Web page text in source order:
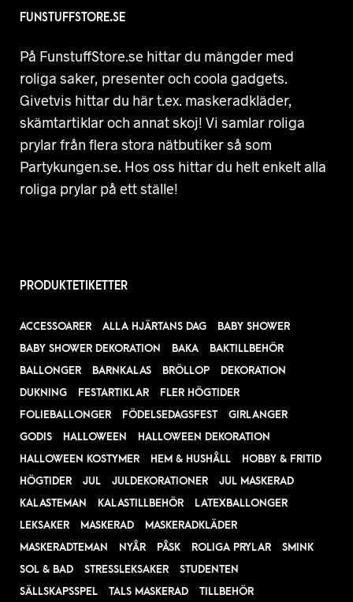
FUNSTUFFSTORE.SE
På FunstuffStore.se hittar du mängder med
roliga saker, presenter och coola gadgets.
Givetvis hittar du här t.ex. maskeradkläder,
skämtartiklar och annat skoj! Vi samlar roliga
prylar från flera stora nätbutiker så som
Partykungen.se. Hos oss hittar du helt enkelt alla
roliga prylar på ett ställe!
PRODUKTETIKETTER
ACCESSOARER ALLA HJÄRTANS DAG
BABY SHOWER
BABY SHOWER DEKORATION
BAKA
BAKTILLBEHÖR
BALLONGER
BARNKALAS BRÖLLOP
DEKORATION
DUKNING
FESTARTIKLAR
FLER HÖGTIDER
FOLIEBALLONGER
FÖDELSEDAGSFEST
GIRLANGER
GODIS
HALLOWEEN
HALLOWEEN DEKORATION
HALLOWEEN KOSTYMER
HEM & HUSHÅLL
HOBBY & FRITID
HÖGTIDER
JUL JULDEKORATIONER
JUL MASKERAD
KALASTEMAN
KALASTILLBEHÖR
LATEXBALLONGER
LEKSAKER
MASKERAD
MASKERADKLÄDER
MASKERADTEMAN
NYÅR PÅSK ROLIGA PRYLAR
SMINK
SOL & BAD
STRESSLEKSAKER
STUDENTEN
SÄLLSKAPSSPEL
TALS MASKERAD TILLBEHÖR